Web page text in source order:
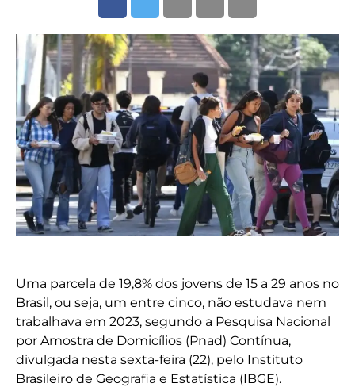
Uma parcela de 19,8% dos jovens de 15 a 29 anos no
Brasil, ou seja, um entre cinco, não estudava nem
trabalhava em 2023, segundo a Pesquisa Nacional
por Amostra de Domicílios (Pnad) Contínua,
divulgada nesta sexta-feira (22), pelo Instituto
Brasileiro de Geografia e Estatística (IBGE).